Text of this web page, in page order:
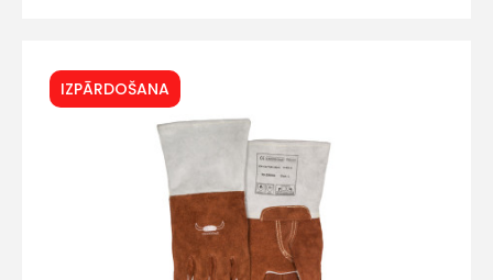
IZPĀRDOŠANA